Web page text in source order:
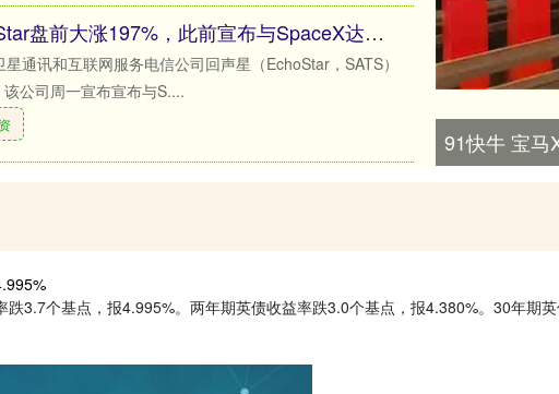
悦配资 EchoStar盘前大涨197%，此前宣布与SpaceX达成最终协议
通讯和互联网服务电信公司回声星（EchoStar，SATS）
公司周一宣布宣布与S....
91快牛 宝马
3.7个基点，报4.995%。两年期英债收益率跌3.0个基点，报4.380%。30年期